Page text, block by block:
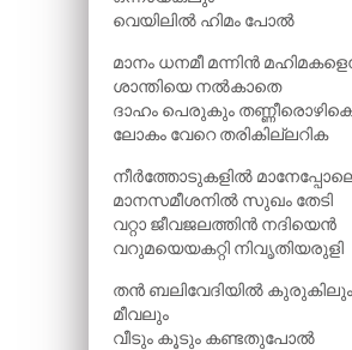
വെയിലിൽ ഹിമം പോൽ
മാനം ധനമീ മന്നിൻ
ശാന്തിയെ നൽകാതെ
ദാഹം പെരുകും
ലോകം വേറെ തരികില്ലറിക
നീർത്തോടുകളിൽ
മാനസമീശനിൽ സുഖം തേടി
വറ്റാ ജീവജലത്തിൻ നദിയെൻ
വറുമയെയകറ്റി നിവൃതിയരുളി
തൻ ബലിവേദിയിൽ കുരുകിലും
മീവലും
വീടും കൂടും കണ്ടതുപോൽ